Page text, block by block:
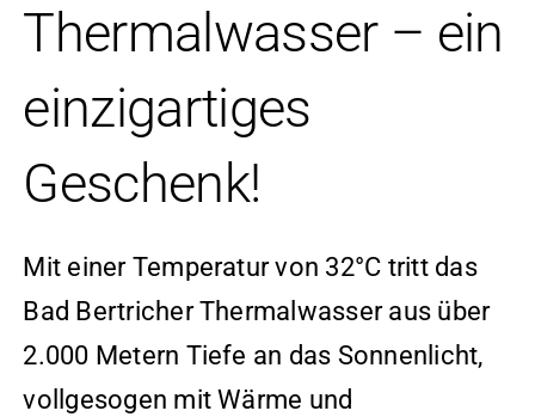
WELLNESS
THERAPIEN
ONLINE-SHOP
Thermalwasser – ein
einzigartiges
Geschenk!
Mit einer Temperatur von 32°C tritt das
Bad Bertricher Thermalwasser aus über
2.000 Metern Tiefe an das Sonnenlicht,
vollgesogen mit Wärme und